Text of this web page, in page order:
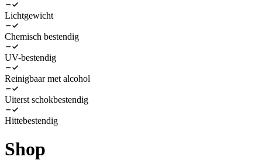
Lichtgewicht
Chemisch bestendig
UV-bestendig
Reinigbaar met alcohol
Uiterst schokbestendig
Hittebestendig
Shop